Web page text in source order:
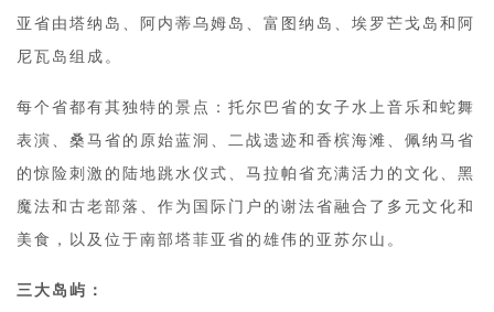
亚省由塔纳岛、阿内蒂乌姆岛、富图纳岛、埃罗芒戈岛和阿
尼瓦岛组成。
每个省都有其独特的景点：托尔巴省的女子水上音乐和蛇舞
表演、桑马省的原始蓝洞、二战遗迹和香槟海滩、佩纳马省
的惊险刺激的陆地跳水仪式、马拉帕省充满活力的文化、黑
魔法和古老部落、作为国际门户的谢法省融合了多元文化和
美食，以及位于南部塔菲亚省的雄伟的亚苏尔山。
三大岛屿：